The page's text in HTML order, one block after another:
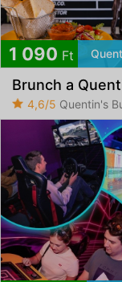
1 090 Ft
Brunch a
4,6/5 Quentin's